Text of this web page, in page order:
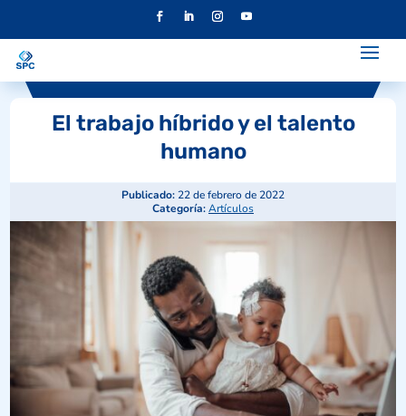
El trabajo híbrido y el talento
humano
Publicado:22 de febrero de 2022
Categoría:Artículos